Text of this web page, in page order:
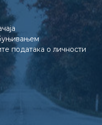
података о личности